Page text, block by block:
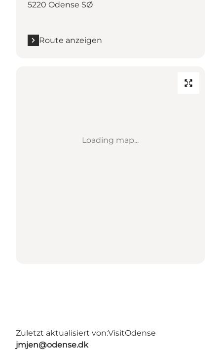
5220 Odense SØ
Route anzeigen
Loading map...
Zuletzt aktualisiert von:VisitOdense
jmjen@odense.dk